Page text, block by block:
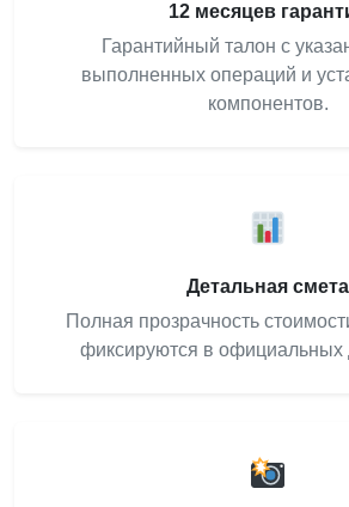
12 месяцев
Гарантийный талон с
выполненных операций и
компонентов.
Детальная смета
Полная прозрачность
фиксируются в официальных